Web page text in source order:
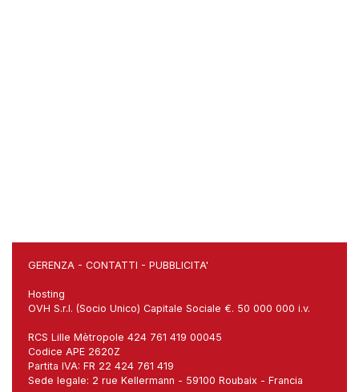
GERENZA - CONTATTI - PUBBLICITA'
Hosting
OVH S.r.l. (Socio Unico) Capitale Sociale €. 50 000 000 i.v.
RCS Lille Mètropole 424 761 419 00045
Codice APE 2620Z
Partita IVA: FR 22 424 761 419
Sede legale: 2 rue Kellermann - 59100 Roubaix - Francia